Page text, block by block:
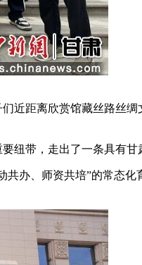
距离欣赏馆藏丝路丝绸
带，走出了一条具有甘
办、师资共培”的常态化